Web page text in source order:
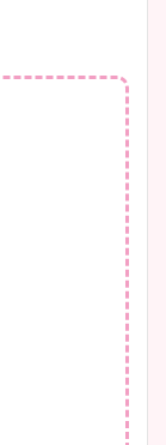
のカップ画像ま
水着姿に年齢も
ナのニット画像
美脚でカップも